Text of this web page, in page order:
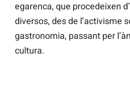
egarenca, que procedeixen
diversos, des de l’activisme
gastronomia, passant per
cultura.